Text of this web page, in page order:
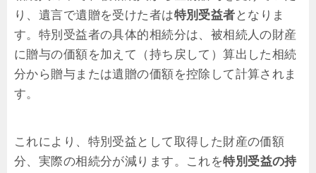
り、遺言で遺贈を受けた者は特別受益者 となりま
す。特別受益者の具体的相続分は、被相続人の財産
に贈与の価額を加えて（持ち戻して）算出した相続
分から贈与または遺贈の価額を控除して計算されま
す。
これにより、特別受益として取得した財産の価額
分、実際の相続分が減ります。これを特別受益の持